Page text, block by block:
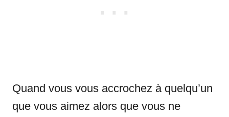
Quand vous vous accrochez à quelqu’un
que vous aimez alors que vous ne